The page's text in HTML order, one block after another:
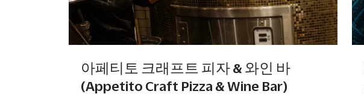
아페티토 크래프트 피자 & 와인 바
(Appetito Craft Pizza & Wine Bar)